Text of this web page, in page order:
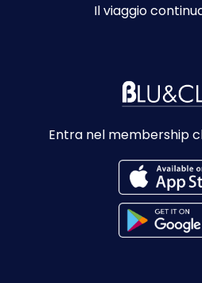
Il viaggio
Entra nel membership